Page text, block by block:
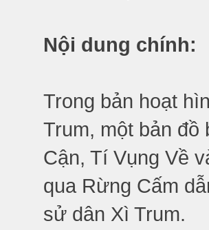
Nội dung chính:
Trong bản hoạt
Trum, một bản
Cận, Tí Vụng Về
qua Rừng Cấm
sử dân Xì Trum.